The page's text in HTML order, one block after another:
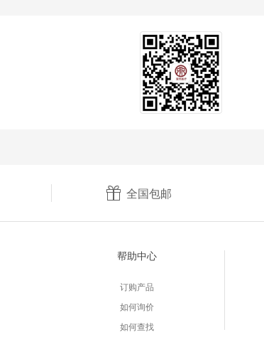
全国包邮
帮助中心
订购产品
如何询价
如何查找